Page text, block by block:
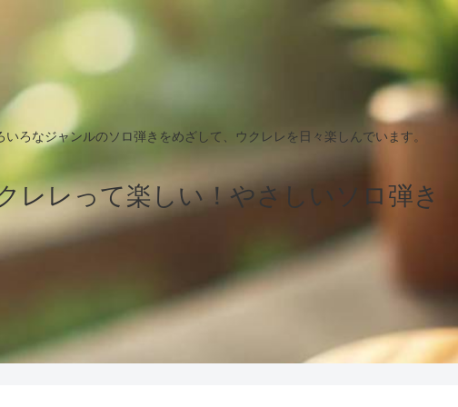
いろなジャンルのソロ弾きをめざして、ウクレレを日々楽しんでいます。
レレって楽しい！やさしいソロ弾き